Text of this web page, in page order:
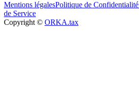
Mentions légalesPolitique de Confidentialité
de Service
Copyright © ORKA.tax